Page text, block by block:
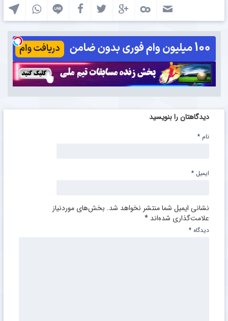
دیدگاهتان را بنویسید
نشانی ایمیل شما منتشر نخواهد شد. بخش‌های موردنیاز
علامت‌گذاری شده‌اند *
دیدگاه *
نام *
ایمیل *